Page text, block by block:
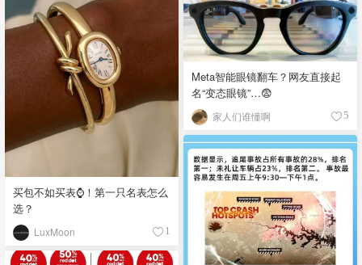
买包不如买表⌚️！第一只名表怎么
选？
LuxMoon 1
Meta智能眼镜翻车？网友直接起
名“变态眼镜”…😨
家人们谁懂啊 5